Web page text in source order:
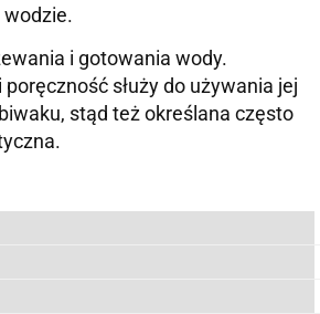
i gotowania wody.
służy do używania jej
stąd też określana często